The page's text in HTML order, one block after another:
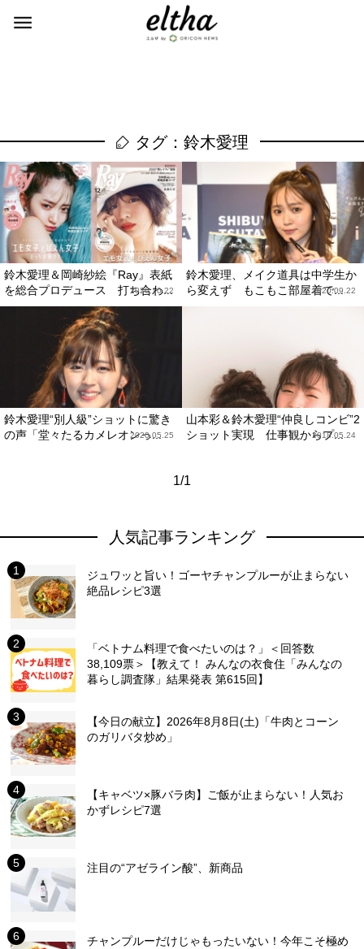
タグ：鈴木愛理
鈴木愛理＆岡崎紗絵『Ray』表紙
を総合プロデュース 打ち合わ...
2020.10.22
鈴木愛理、メイク道具は中学生か
ら変えず もこもこ部屋着で...
2020.09.22
鈴木愛理“別人級”ショットに驚き
の声「堂々たるカメレオンっ...
2020.05.25
山本彩＆鈴木愛理“仲良しコンビ”2
ショット実現 仕事観からプ...
2018.05.24
1/1
人気記事ランキング
ジュワッと旨い！ゴーヤチャンプルーが止まらない
絶品レシピ3選
「ベトナム料理で食べたいのは？」＜回答数
38,109票＞【教えて！ みんなの衣食住「みんなの
暮らし調査隊」結果発表 第615回】
【今日の献立】2026年8月8日(土)「牛肉とコーン
のガリバタ炒め」
【キャベツ×豚バラ肉】ご飯が止まらない！人気お
かずレシピ7選
注目の“アゼライン酸”、新商品
チャンプルーだけじゃもったいない！今年こそ極め